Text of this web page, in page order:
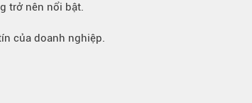
trở nên nổi bật.
của doanh nghiệp.